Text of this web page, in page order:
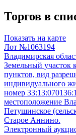
Торгов в
Показать на карте
Лот №1063194
Владимирская
Земельный участок
пунктов, вид
индивидуального
номер
местоположение
Петушинское
Старое Аннино.
Электронный